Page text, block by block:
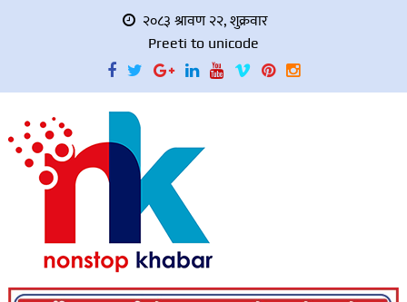
२०८३ श्रावण २२, शुक्रवार
Preeti to unicode